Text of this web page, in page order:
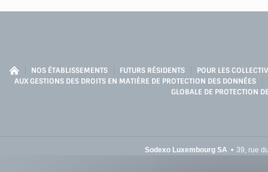
NOS ÉTABLISSEMENTS FUTURS RÉSIDENTS
POUR LES
AUX GESTIONS DES DROITS EN MATIÈRE DE PROTECTION DES DONNÉES
GLOBALE DE PROTECTION
Sodexo Luxembourg SA 39, rue